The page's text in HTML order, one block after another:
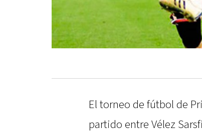
El torneo de fútbol de
partido entre Vélez